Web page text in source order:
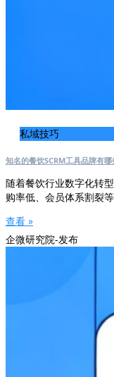
私域技巧
知名的餐饮SCRM工具品牌有
随着餐饮行业数字化转
购率低、会员体系割裂等
查看 »
企微研究院-发布